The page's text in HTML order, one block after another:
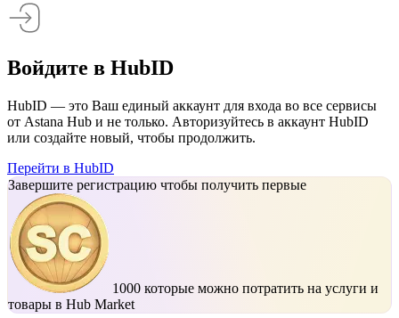
Войдите в HubID
HubID — это Ваш единый аккаунт для входа во все сервисы
от Astana Hub и не только. Авторизуйтесь в аккаунт HubID
или создайте новый, чтобы продолжить.
Перейти в HubID
Завершите регистрацию чтобы получить первые
1000 которые можно потратить на услуги и
товары в Hub Market